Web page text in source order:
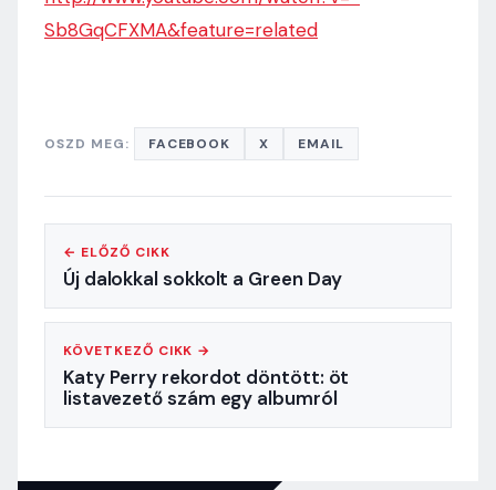
Sb8GqCFXMA&feature=related
OSZD MEG: FACEBOOK X EMAIL
← ELŐZŐ CIKK
Új dalokkal sokkolt a Green Day
KÖVETKEZŐ CIKK →
Katy Perry rekordot döntött: öt
listavezető szám egy albumról